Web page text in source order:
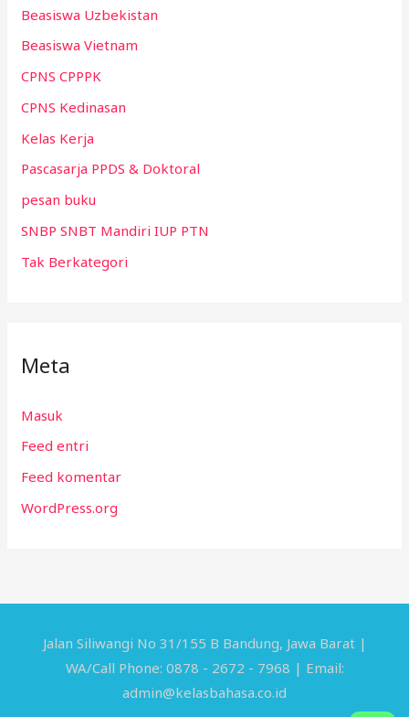
Beasiswa Uzbekistan
Beasiswa Vietnam
CPNS CPPPK
CPNS Kedinasan
Kelas Kerja
Pascasarja PPDS & Doktoral
pesan buku
SNBP SNBT Mandiri IUP PTN
Tak Berkategori
Meta
Masuk
Feed entri
Feed komentar
WordPress.org
Jalan Siliwangi No 31/155 B Bandung, Jawa Barat |
WA/Call Phone: 0878 - 2672 - 7968 | Email:
admin@kelasbahasa.co.id